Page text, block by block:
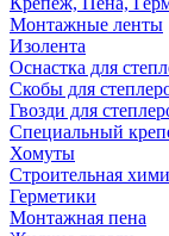
Монтажные ленты
Изолента
Оснастка для
Скобы для
Гвозди для
Специальный
Хомуты
Строительная
Герметики
Монтажная пена